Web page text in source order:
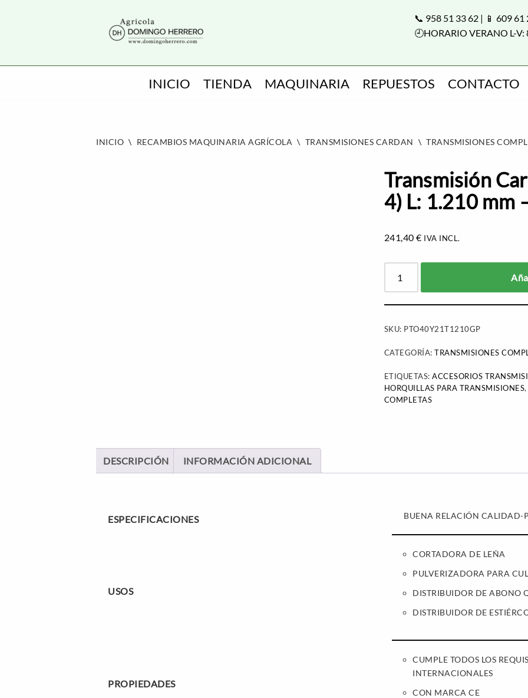
📞 958 51 33 62 | 📱 609 61
🕘HORARIO VERANO L-
INICIO TIENDA MAQUINARIA REPUESTOS CONTACTO
INICIO \ RECAMBIOS MAQUINARIA AGRÍCOLA \ TRANSMISIONES CARDAN \ TRANSMISIONES
Transmisión
4) L: 1.210 mm
241,40€ IVA INCL.
SKU: PTO40Y21T1210GP
CATEGORÍA:TRANSMISIONES
ETIQUETAS:ACCESORIOS
HORQUILLAS PARA TRANSMISIONES
COMPLETAS
DESCRIPCIÓN INFORMACIÓN ADICIONAL
ESPECIFICACIONES BUENA RELACIÓN CALIDAD-
USOS
CORTADORA DE LEÑA
PULVERIZADORA PARA
DISTRIBUIDOR DE ABONO
DISTRIBUIDOR DE
PROPIEDADES
CUMPLE TODOS LOS
INTERNACIONALES
CON MARCA CE